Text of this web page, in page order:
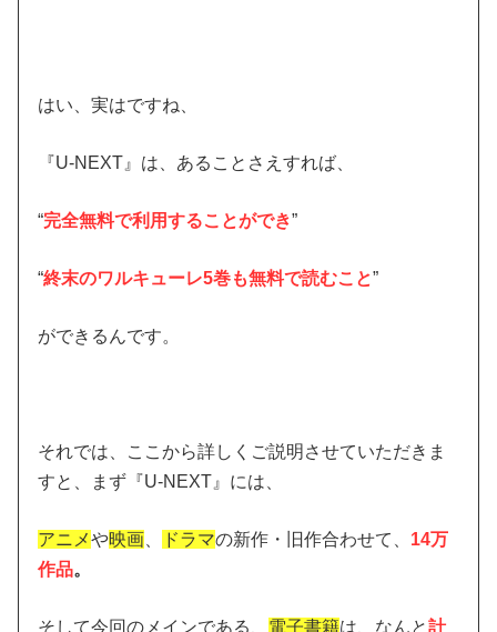
はい、実はですね、
『U-NEXT』は、あることさえすれば、
“完全無料で利用することができ”
“終末のワルキューレ5巻も無料で読むこと”
ができるんです。
それでは、ここから詳しくご説明させていただきま
すと、まず『U-NEXT』には、
アニメや映画、 ドラマの新作・旧作合わせて、 14万
作品。
そして今回のメインである、 電子書籍は、なんと計